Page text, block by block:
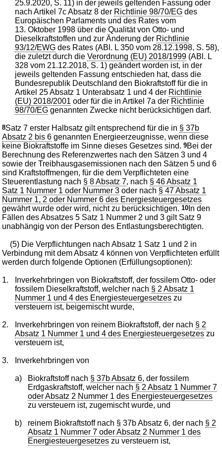
25.9.2020, S. 11) in der jeweils geltenden Fassung oder
nach Artikel 7c Absatz 8 der Richtlinie 98/70/EG des
Europäischen Parlaments und des Rates vom
13. Oktober 1998 über die Qualität von Otto- und
Dieselkraftstoffen und zur Änderung der Richtlinie
93/12/EWG des Rates (ABl. L 350 vom 28.12.1998, S. 58),
die zuletzt durch dieVerordnung (EU) 2018/1999 (ABl. L
328 vom 21.12.2018, S. 1) geändert worden ist, in der
jeweils geltenden Fassung entschieden hat, dass die
Bundesrepublik Deutschland den Biokraftstoff für die in
Artikel 25 Absatz 1 Unterabsatz 1 und 4 der Richtlinie
(EU) 2018/2001 oder für die in Artikel 7a der Richtlinie
98/70/EG genannten Zwecke nicht berücksichtigen darf.
8Satz 7 erster Halbsatz gilt entsprechend für die in § 37b
Absatz 2 bis 6 genannten Energieerzeugnisse, wenn diese
keine Biokraftstoffe im Sinne dieses Gesetzes sind.9Bei der
Berechnung des Referenzwertes nach den Sätzen 3 und 4
sowie der Treibhausgasemissionen nach den Sätzen 5 und 6
sind Kraftstoffmengen, für die dem Verpflichteten eine
Steuerentlastung nach § 8 Absatz 7, nach § 46 Absatz 1
Satz 1 Nummer 1 oder Nummer 3 oder nach § 47 Absatz 1
Nummer 1, 2 oder Nummer 6 des Energiesteuergesetzes
gewährt wurde oder wird, nicht zu berücksichtigen.10 In den
Fällen des Absatzes 5 Satz 1 Nummer 2 und 3 gilt Satz 9
unabhängig von der Person des Entlastungsberechtigten.
(5) Die Verpflichtungen nach Absatz 1 Satz 1 und 2 in
Verbindung mit dem Absatz 4 können von Verpflichteten erfüllt
werden durch folgende Optionen (Erfüllungsoptionen):
1.
Inverkehrbringen von Biokraftstoff, der fossilem Otto- oder
fossilem Dieselkraftstoff, welcher nach § 2 Absatz 1
Nummer 1 und 4 des Energiesteuergesetzes zu
versteuern ist, beigemischt wurde,
2. Inverkehrbringen von reinem Biokraftstoff, der nach § 2
Absatz 1 Nummer 1 und 4 des Energiesteuergesetzes zu
versteuern ist,
3. Inverkehrbringen von
a) Biokraftstoff nach § 37b Absatz 6, der fossilem
Erdgaskraftstoff, welcher nach § 2 Absatz 1 Nummer 7
oder Absatz 2 Nummer 1 des Energiesteuergesetzes
zu versteuern ist, zugemischt wurde, und
b) reinem Biokraftstoff nach § 37b Absatz 6, der nach § 2
Absatz 1 Nummer 7 oder Absatz 2 Nummer 1 des
Energiesteuergesetzeszu versteuern ist,